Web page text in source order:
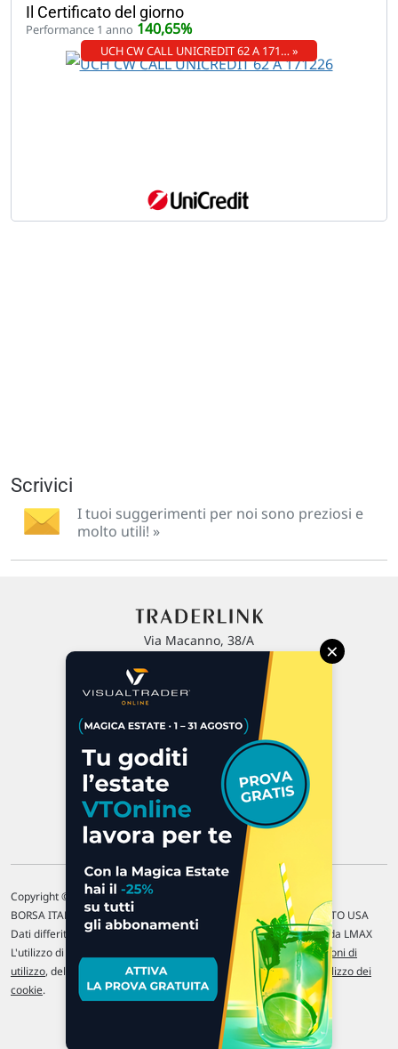
Il Certificato del giorno
Performance 1 anno 140,65%
UCH CW CALL UNICREDIT 62 A 171… »
Scrivici
I tuoi suggerimenti per noi sono preziosi e
molto utili! »
Via Macanno, 38/A
P.IVA 02 452 460 401
Chi siamo
Commenti e segnalazioni
Contattaci
Copyright © 1996-2026 Traderlink Italia s.r.l.
BORSA ITALIANA Quotazioni di borsa differite di 15 min. / MERCATO USA
Dati differiti di 15 min. (fonte Intrinio) / FOREX Quotazioni fornite da LMAX
L'utilizzo di questo sito implica l'accettazione delle nostre Condizioni di
utilizzo, del Disclaimer MAR, delle Politiche sulla privacye dell' Utilizzo dei
cookie.
×